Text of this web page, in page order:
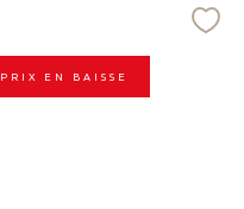
PRIX EN BAISSE